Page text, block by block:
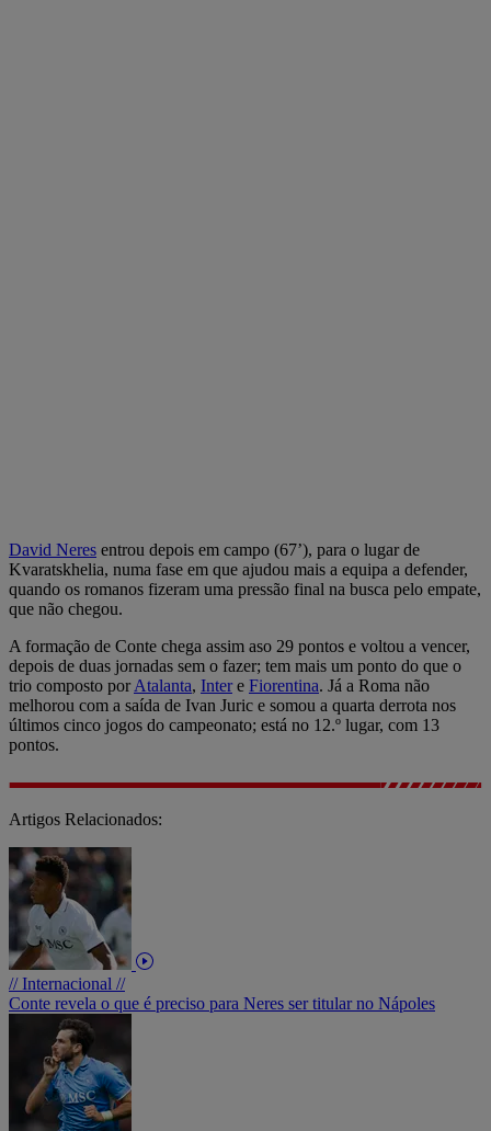
David Neres entrou depois em campo (67’), para o lugar de
Kvaratskhelia, numa fase em que ajudou mais a equipa a defender,
quando os romanos fizeram uma pressão final na busca pelo empate,
que não chegou.
A formação de Conte chega assim aso 29 pontos e voltou a vencer,
depois de duas jornadas sem o fazer; tem mais um ponto do que o
trio composto porAtalanta, Intere Fiorentina. Já a Roma não
melhorou com a saída de Ivan Juric e somou a quarta derrota nos
últimos cinco jogos do campeonato; está no 12.º lugar, com 13
pontos.
Artigos Relacionados:
// Internacional //
Conte revela o que é preciso para Neres ser titular no Nápoles